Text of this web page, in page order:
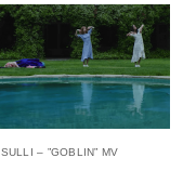
SULLI – ”GOBLIN” MV